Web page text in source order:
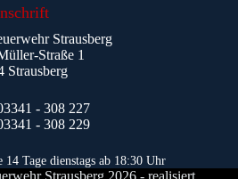
Strausberg
Straße 1
Strausberg
- 308 227
- 308 229
Tage dienstags ab 18:30 Uhr
Strausberg 2026 - realisiert